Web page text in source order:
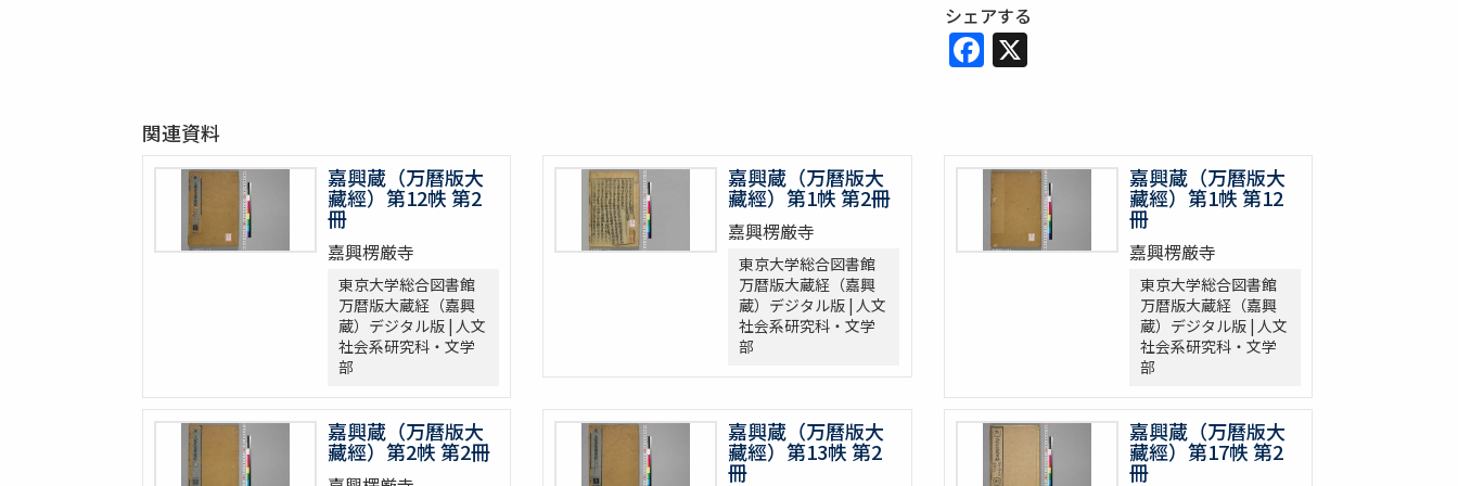
シェアする
Facebook
X
関連資料
嘉興蔵（万曆版大
藏經）第12帙 第2
冊
嘉興楞厳寺
東京大学総合図書館
万暦版大蔵経（嘉興
蔵）デジタル版 | 人文
社会系研究科・文学
部
嘉興蔵（万曆版大
藏經）第1帙 第2冊
嘉興楞厳寺
東京大学総合図書館
万暦版大蔵経（嘉興
蔵）デジタル版 | 人文
社会系研究科・文学
部
嘉興蔵（万曆版大
藏經）第1帙 第12
冊
嘉興楞厳寺
東京大学総合図書館
万暦版大蔵経（嘉興
蔵）デジタル版 | 人文
社会系研究科・文学
部
嘉興蔵（万曆版大
藏經）第2帙 第2冊
嘉興蔵（万曆版大
藏經）第13帙 第2
冊
嘉興蔵（万曆版大
藏經）第17帙 第2
冊